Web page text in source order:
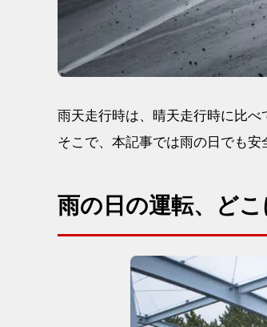
雨天走行時は、晴天走行時に比べ
そこで、本記事では雨の日でも安
雨の日の運転、ど